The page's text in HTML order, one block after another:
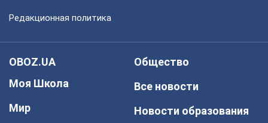
Редакционная политика
OBOZ.UA
Моя Школа
Мир
Общество
Все новости
Новости образования